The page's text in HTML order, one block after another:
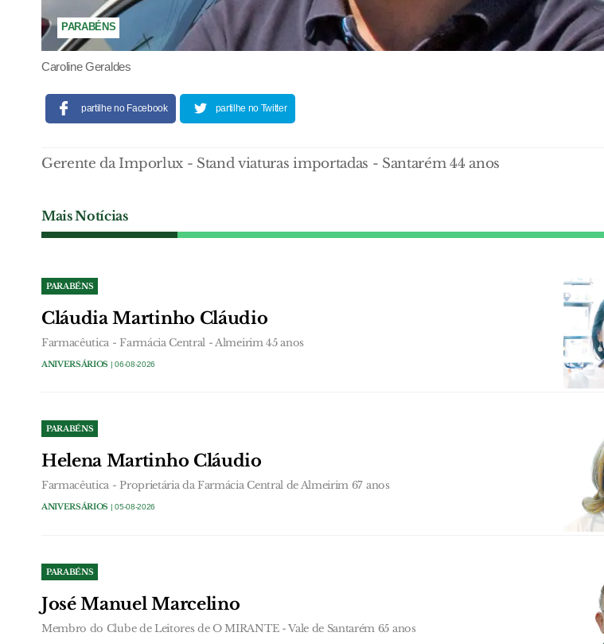
PARABÉNS
Caroline Geraldes
partilhe no Facebook partilhe no Twitter
Gerente da Imporlux - Stand viaturas importadas - Santarém 44 anos
Mais Notícias
PARABÉNS
Cláudia Martinho Cláudio
Farmacêutica - Farmácia Central - Almeirim 45 anos
ANIVERSÁRIOS | 06-08-2026
PARABÉNS
Helena Martinho Cláudio
Farmacêutica - Proprietária da Farmácia Central de Almeirim 67 anos
ANIVERSÁRIOS | 05-08-2026
PARABÉNS
José Manuel Marcelino
Membro do Clube de Leitores de O MIRANTE - Vale de Santarém 65 anos